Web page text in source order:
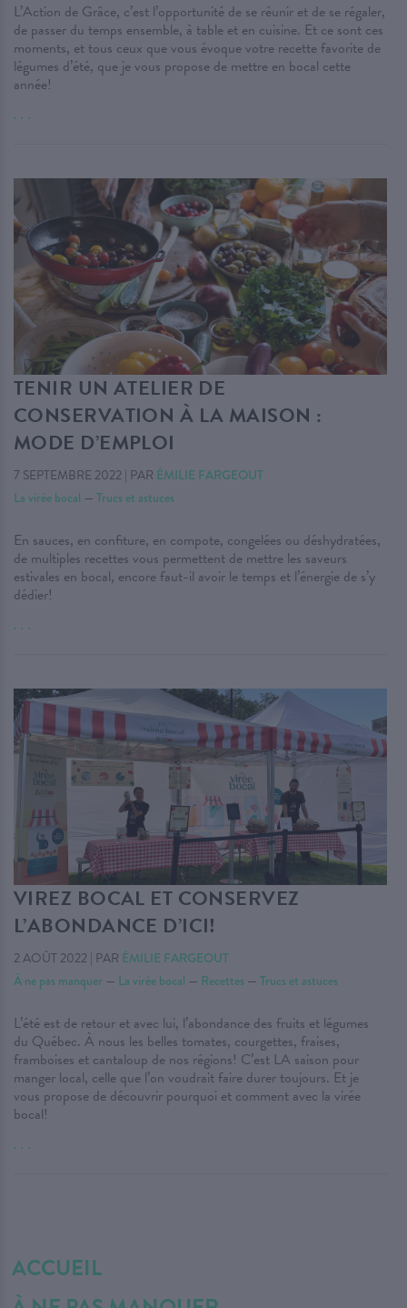
L’Action de Grâce, c’est l’opportunité de se réunir et de se régaler,
de passer du temps ensemble, à table et en cuisine. Et ce sont ces
moments, et tous ceux que vous évoque votre recette favorite de
légumes d’été, que je vous propose de mettre en bocal cette
année!
. . .
TENIR UN ATELIER DE
CONSERVATION À LA MAISON :
MODE D’EMPLOI
7 SEPTEMBRE 2022 | PAR ÉMILIE FARGEOUT
La virée bocal — Trucs et astuces
En sauces, en confiture, en compote, congelées ou déshydratées,
de multiples recettes vous permettent de mettre les saveurs
estivales en bocal, encore faut-il avoir le temps et l’énergie de s’y
dédier!
. . .
VIREZ BOCAL ET CONSERVEZ
L’ABONDANCE D’ICI!
2 AOÛT 2022 | PAR ÉMILIE FARGEOUT
À ne pas manquer — La virée bocal — Recettes — Trucs et astuces
L’été est de retour et avec lui, l’abondance des fruits et légumes
du Québec. À nous les belles tomates, courgettes, fraises,
framboises et cantaloup de nos régions! C’est LA saison pour
manger local, celle que l’on voudrait faire durer toujours. Et je
vous propose de découvrir pourquoi et comment avec la virée
bocal!
. . .
ACCUEIL